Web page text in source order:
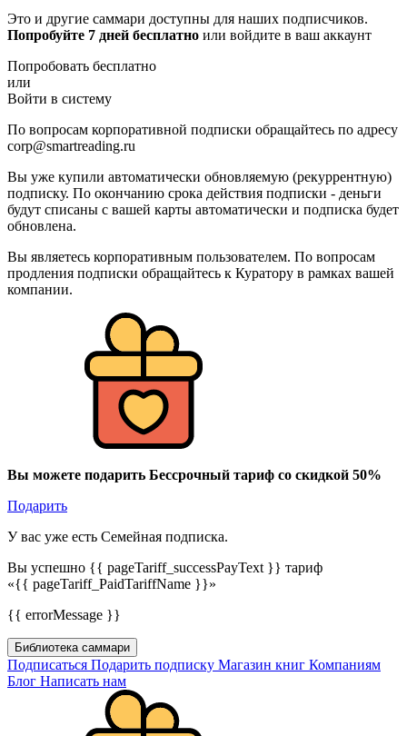
Это и другие саммари доступны для наших подписчиков.
Попробуйте 7 дней бесплатно или войдите в ваш аккаунт
Попробовать бесплатно
или
Войти в систему
По вопросам корпоративной подписки обращайтесь по адресу
corp@smartreading.ru
Вы уже купили автоматически обновляемую (рекуррентную)
подписку. По окончанию срока действия подписки - деньги
будут списаны с вашей карты автоматически и подписка будет
обновлена.
Вы являетесь корпоративным пользователем. По вопросам
продления подписки обращайтесь к Куратору в рамках вашей
компании.
Вы можете подарить Бессрочный тариф со скидкой 50%
Подарить
У вас уже есть Семейная подписка.
Вы успешно {{ pageTariff_successPayText }} тариф
«{{ pageTariff_PaidTariffName }}»
{{ errorMessage }}
Библиотека саммари
Подписаться Подарить подписку Магазин книг Компаниям
Блог Написать нам